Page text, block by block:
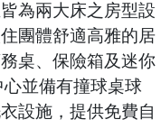
為兩大床之房型設
團體舒適高雅的居
桌、保險箱及迷你
並備有撞球桌球
設施，提供免費自